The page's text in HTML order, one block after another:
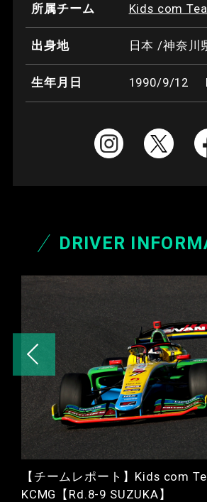
所属チーム Kids com
出身地 日本 /神奈川
生年月日 1990/9/12
DRIVER
【チームレポート】Kids com
KCMG【Rd.8-9 SUZUKA】